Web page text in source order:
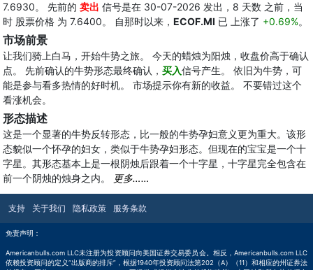
7.6930。 先前的 卖出 信号是在 30-07-2026 发出，8 天数 之前，当
时 股票价格 为 7.6400。 自那时以来， ECOF.MI 已 上涨了 +0.69%。
市场前景
让我们骑上白马，开始牛势之旅。 今天的蜡烛为阳烛，收盘价高于确认
点。 先前确认的牛势形态最终确认， 买入信号产生。 依旧为牛势，可
能是参与看多热情的好时机。 市场提示你有新的收益。 不要错过这个
看涨机会。
形态描述
这是一个显著的牛势反转形态，比一般的牛势孕妇意义更为重大。该形
态貌似一个怀孕的妇女，类似于牛势孕妇形态。但现在的宝宝是一个十
字星。其形态基本上是一根阴烛后跟着一个十字星，十字星完全包含在
前一个阴烛的烛身之内。
更多……
支持 关于我们 隐私政策 服务条款
免责声明：
Americanbulls.com LLC未注册为投资顾问向美国证券交易委员会。相反，Americanbulls.com LLC
依赖投资顾问的定义“出版商的排斥”，根据1940年投资顾问法第202（A）（11）和相应的州证券法